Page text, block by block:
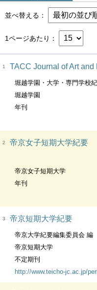
並べ替える
1ページあたり
1 TACC Journal of Art and Liberal Arts Bulletin
堀越学園・大学・専門学校
堀越学園
年刊
2 帝京女子短期大学紀要
帝京女子短期大学
年刊
3 帝京短期大学紀要
帝京大学紀要編集委員会 編
帝京短期大学
不定期刊
http://www.teicho-jc.ac.jp/